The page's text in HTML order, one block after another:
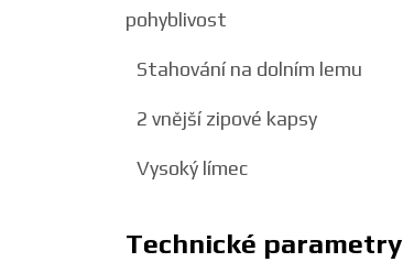
pohyblivost
Stahování na dolním lemu
2 vnější zipové kapsy
Vysoký límec
Technické parametry